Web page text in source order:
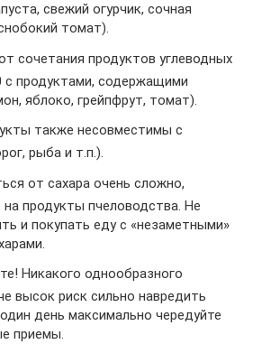
свежий огурчик, сочная
томат).
сочетания продуктов углеводных
продуктами, содержащими
яблоко, грейпфрут, томат).
также несовместимы с
рыба и т.п.).
от сахара очень сложно,
на продукты пчеловодства. Не
и покупать еду с «незаметными»
Никакого однообразного
высок риск сильно навредить
день максимально чередуйте
приемы.